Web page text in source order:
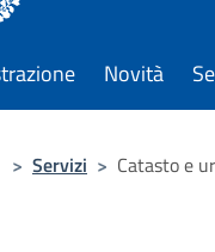
Novità
> Servizi > Catasto e